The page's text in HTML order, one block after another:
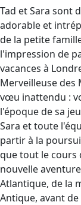
Tad et Sara sont
adorable et
de la petite
l'impression de
vacances à
Merveilleuse des
vœu inattendu :
l'époque de sa
Sara et toute
partir à la
que tout le cours
nouvelle
Atlantique, de la
Antique, avant